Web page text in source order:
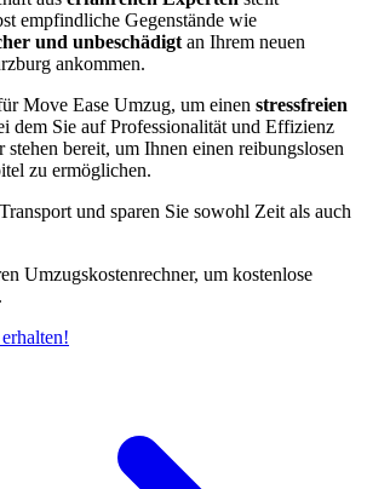
empfindliche Gegenstände wie
und unbeschädigt an Ihrem neuen
ankommen.
Move Ease Umzug, um einen stressfreien
dem Sie auf Professionalität und Effizienz
bereit, um Ihnen einen reibungslosen
zu ermöglichen.
und sparen Sie sowohl Zeit als auch
Umzugskostenrechner, um kostenlose